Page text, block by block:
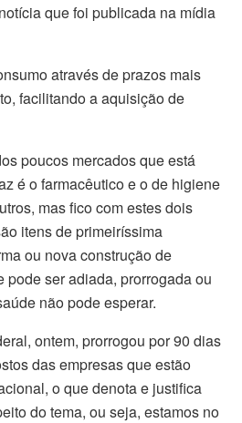
que foi publicada na mídia
através de prazos mais
facilitando a aquisição de
poucos mercados que está
é o farmacêutico e o de higiene
mas fico com estes dois
itens de primeiríssima
ou nova construção de
pode ser adiada, prorrogada ou
não pode esperar.
ontem, prorrogou por 90 dias
das empresas que estão
o que denota e justifica
do tema, ou seja, estamos no